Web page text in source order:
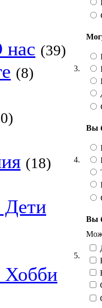
(39)
(8)
(18)
Хобби
3.
4.
Вы
5.
Вы